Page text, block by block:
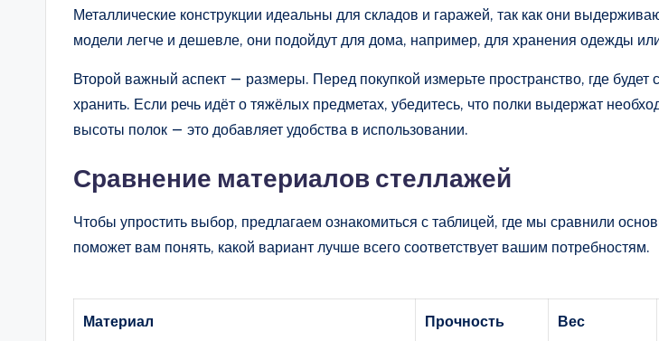
Металлические конструкции идеальны для складов и гаражей, так как они
модели легче и дешевле, они подойдут для дома, например, для хранения одежды
Второй важный аспект — размеры. Перед покупкой измерьте пространство, где
хранить. Если речь идёт о тяжёлых предметах, убедитесь, что полки выдержат
высоты полок — это добавляет удобства в использовании.
Сравнение материалов стеллажей
Чтобы упростить выбор, предлагаем ознакомиться с таблицей, где мы сравнили
поможет вам понять, какой вариант лучше всего соответствует вашим потребностям.
Материал Прочность Вес